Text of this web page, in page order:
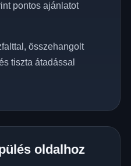
pontos ajánlatot
összehangolt
tiszta átadással
oldalhoz